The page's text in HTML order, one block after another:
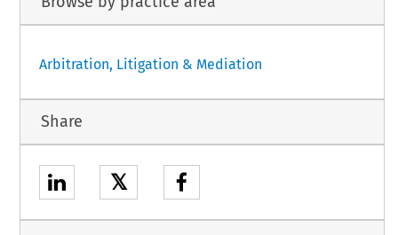
Arbitration, Litigation & Mediation
Share
𝕏